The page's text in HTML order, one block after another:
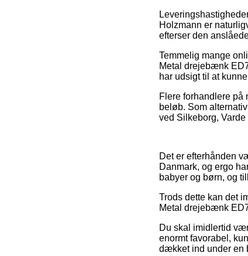
Holzmann er
efterser den
Temmelig mange
Metal drejebænk
har udsigt til at
Flere forhandlere på
beløb. Som
ved Silkeborg,
Det er efterhånden
Danmark, og ergo
babyer og børn, og
Trods dette kan det
Metal drejebænk
Du skal imidlertid
enormt favorabel,
dækket ind under en